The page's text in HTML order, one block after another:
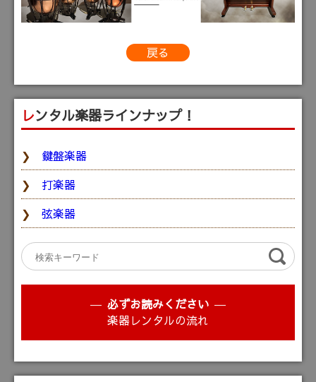
戻る
レンタル楽器ラインナップ！
鍵盤楽器
打楽器
弦楽器
必ずお読みください
楽器レンタルの流れ